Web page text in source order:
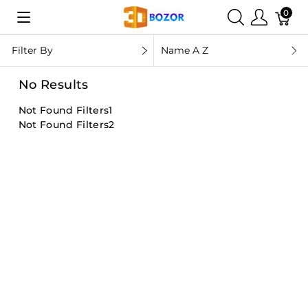
0
Filter By Name A Z
No Results
Not Found Filters1
Not Found Filters2